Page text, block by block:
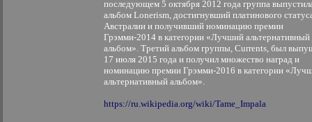
последующем 5 октября 2012 года группа
альбом Lonerism, достигнувший платинового
Австралии и получивший номинацию премии
Грэмми-2014 в категории «Лучший альтернативный
альбом». Третий альбом группы, Currents, был
17 июля 2015 года и получил множество наград и
номинацию премии Грэмми-2016 в категории
альтернативный альбом».
https://ru.wikipedia.org/wiki/Tame_Impala